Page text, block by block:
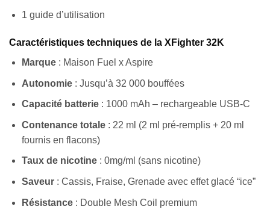
1 guide d’utilisation
Caractéristiques techniques de la XFighter 32K
Marque: Maison Fuel x Aspire
Autonomie: Jusqu’à 32 000 bouffées
Capacité batterie: 1000 mAh – rechargeable USB-C
Contenance totale: 22 ml (2 ml pré-remplis + 20 ml
fournis en flacons)
Taux de nicotine: 0mg/ml (sans nicotine)
Saveur: Cassis, Fraise, Grenade avec effet glacé “ice”
Résistance: Double Mesh Coil premium